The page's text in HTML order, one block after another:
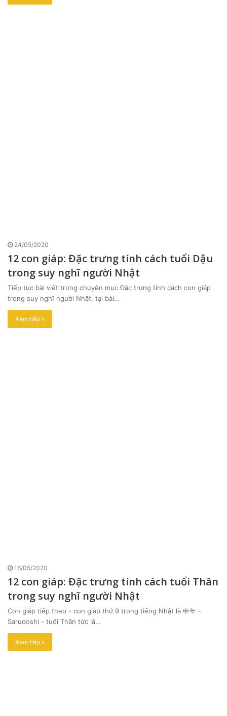
24/05/2020
12 con giáp: Đặc trưng tính cách tuổi Dậu
trong suy nghĩ người Nhật
Tiếp tục bài viết trong chuyên mục Đặc trưng tính cách con giáp
trong suy nghĩ người Nhật, tại bài…
Xem tiếp »
16/05/2020
12 con giáp: Đặc trưng tính cách tuổi Thân
trong suy nghĩ người Nhật
Con giáp tiếp theo - con giáp thứ 9 trong tiếng Nhật là 申年 -
Sarudoshi - tuổi Thân tức là…
Xem tiếp »